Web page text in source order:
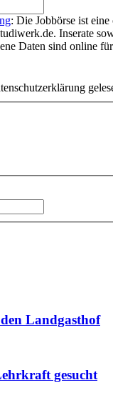
: Die Jobbörse ist
Landgasthof
gesucht